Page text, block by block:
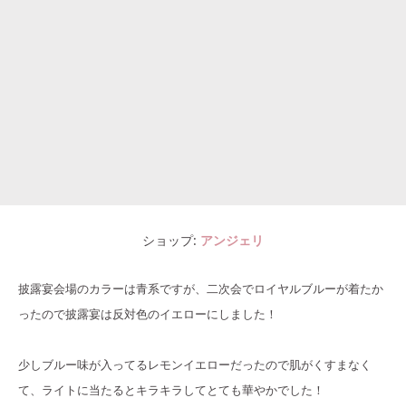
ショップ アンジェリ
披露宴会場のカラーは青系ですが、二次会でロイヤルブルーが着たか
ったので披露宴は反対色のイエローにしました！
少しブルー味が入ってるレモンイエローだったので肌がくすまなく
て、ライトに当たるとキラキラしてとても華やかでした！